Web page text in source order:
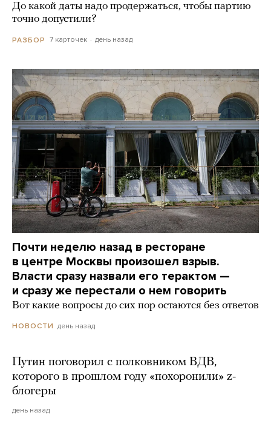
До какой даты надо продержаться, чтобы партию
точно допустили?
РАЗБОР 7 карточек день назад
Почти неделю назад в ресторане
в центре Москвы произошел взрыв.
Власти сразу назвали его терактом —
и сразу же перестали о нем говорить
Вот какие вопросы до сих пор остаются без ответов
НОВОСТИ день назад
Путин поговорил с полковником ВДВ,
которого в прошлом году «похоронили» z-
блогеры
день назад